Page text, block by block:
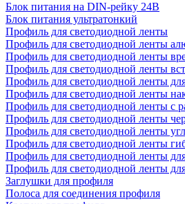
Блок питания на DIN-рейку 24В
Блок питания ультратонкий
Профиль для светодиодной ленты
Профиль для светодиодной ленты
Профиль для светодиодной ленты
Профиль для светодиодной ленты
Профиль для светодиодной ленты
Профиль для светодиодной ленты
Профиль для светодиодной ленты с
Профиль для светодиодной ленты
Профиль для светодиодной ленты
Профиль для светодиодной ленты
Профиль для светодиодной ленты
Профиль для светодиодной ленты
Заглушки для профиля
Полоса для соединения профиля